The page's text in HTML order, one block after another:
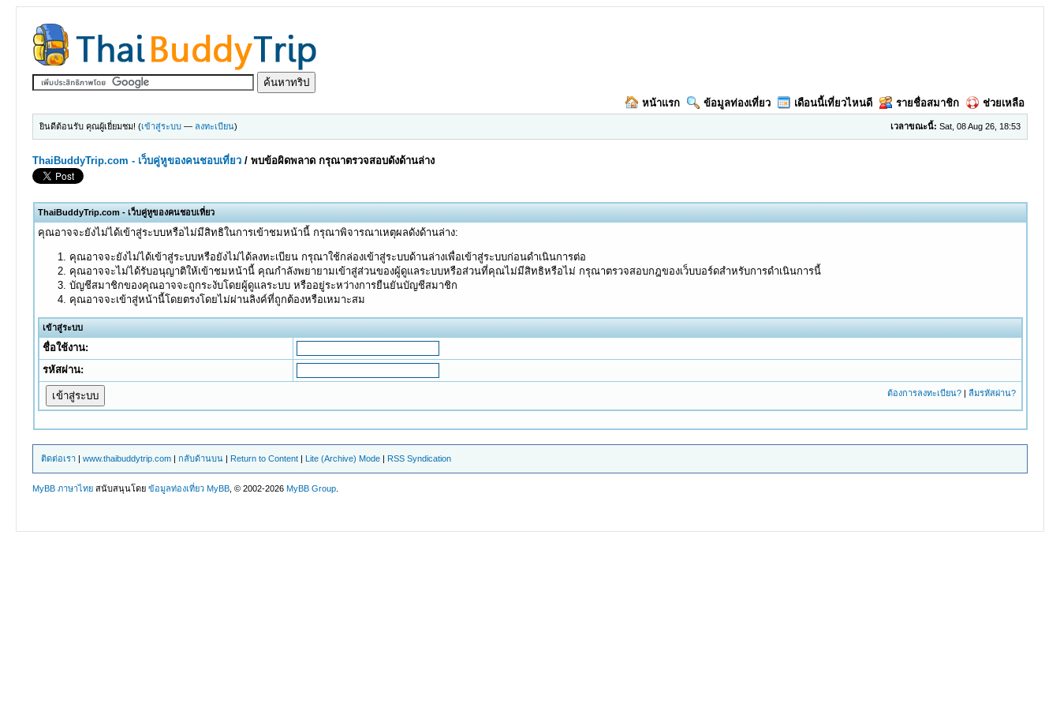
หน้าแรก ข้อมูลท่องเที่ยว เดือนนี้เที่ยวไหนดี รายชื่อสมาชิก ช่วยเหลือ
เวลาขณะนี้: Sat, 08 Aug 26, 18:53
ยินดีต้อนรับ คุณผู้เยี่ยมชม! (เข้าสู่ระบบ — ลงทะเบียน)
ThaiBuddyTrip.com - เว็บคู่หูของคนชอบเที่ยว /พบข้อผิดพลาด กรุณาตรวจสอบดังด้านล่าง
ThaiBuddyTrip.com - เว็บคู่หูของคนชอบเที่ยว
คุณอาจจะยังไม่ได้เข้าสู่ระบบหรือไม่มีสิทธิในการเข้าชมหน้านี้ กรุณาพิจารณาเหตุผลดังด้านล่าง:
คุณอาจจะยังไม่ได้เข้าสู่ระบบหรือยังไม่ได้ลงทะเบียน กรุณาใช้กล่องเข้าสู่ระบบด้านล่างเพื่อเข้าสู่ระบบก่อนดำเนินการต่อ
คุณอาจจะไม่ได้รับอนุญาติให้เข้าชมหน้านี้ คุณกำลังพยายามเข้าสู่ส่วนของผู้ดูแลระบบหรือส่วนที่คุณไม่มีสิทธิหรือไม่ กรุณาตรวจสอบกฎของเว็บบอร์ดสำหรับการดำเนินการนี้
บัญชีสมาชิกของคุณอาจจะถูกระงับโดยผู้ดูแลระบบ หรืออยู่ระหว่างการยืนยันบัญชีสมาชิก
คุณอาจจะเข้าสู่หน้านี้โดยตรงโดยไม่ผ่านลิงค์ที่ถูกต้องหรือเหมาะสม
เข้าสู่ระบบ
ชื่อใช้งาน:
รหัสผ่าน:
ต้องการลงทะเบียน?| ลืมรหัสผ่าน?
ติดต่อเรา |www.thaibuddytrip.com |กลับด้านบน | Return to Content | Lite (Archive) Mode | RSS Syndication
MyBB ภาษาไทย สนับสนุนโดยข้อมูลท่องเที่ยว MyBB , © 2002-2026MyBB Group